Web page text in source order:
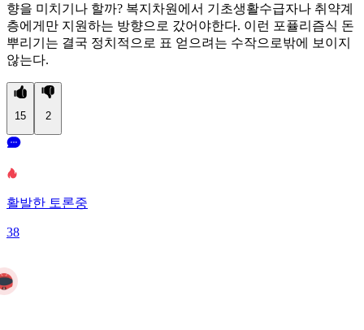
향을 미치기나 할까? 복지차원에서 기초생활수급자나 취약계
층에게만 지원하는 방향으로 갔어야한다. 이런 포퓰리즘식 돈
뿌리기는 결국 정치적으로 표 얻으려는 수작으로밖에 보이지
않는다.
15 2
활발한 토론중
38